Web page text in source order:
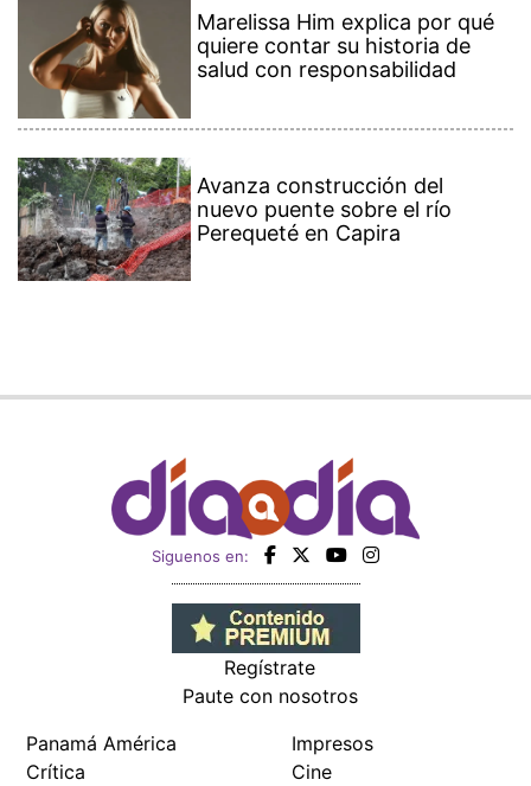
Marelissa Him explica por qué
quiere contar su historia de
salud con responsabilidad
Avanza construcción del
nuevo puente sobre el río
Perequeté en Capira
Siguenos en:
Regístrate
Paute con nosotros
Panamá América
Crítica
Impresos
Cine